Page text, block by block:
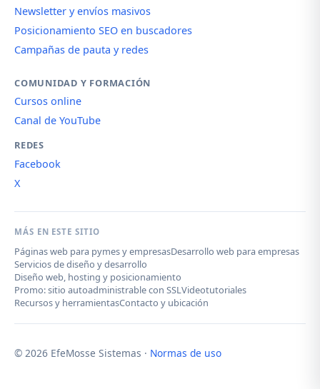
Newsletter y envíos masivos
Posicionamiento SEO en buscadores
Campañas de pauta y redes
COMUNIDAD Y FORMACIÓN
Cursos online
Canal de YouTube
REDES
Facebook
X
MÁS EN ESTE SITIO
Páginas web para pymes y empresasDesarrollo web para empresas
Servicios de diseño y desarrollo
Diseño web, hosting y posicionamiento
Promo: sitio autoadministrable con SSLVideotutoriales
Recursos y herramientasContacto y ubicación
© 2026 EfeMosse Sistemas · Normas de uso